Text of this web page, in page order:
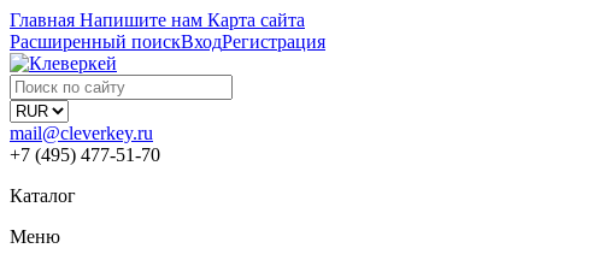
Главная Напишите нам Карта сайта
Расширенный поискВходРегистрация
mail@cleverkey.ru
+7 (495) 477-51-70
Каталог
Меню